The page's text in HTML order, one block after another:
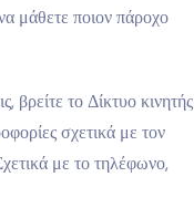
μάθετε ποιον πάροχο
βρείτε το Δίκτυο κινητής
σχετικά με τον
με το τηλέφωνο,